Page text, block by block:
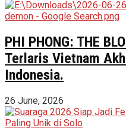
PHI PHONG: THE
Terlaris Vietnam
Indonesia.
26 June, 2026